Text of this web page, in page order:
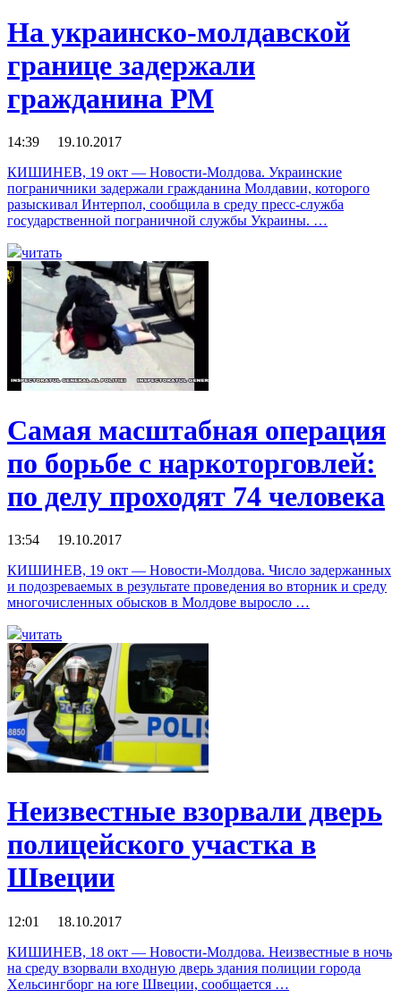
На украинско-молдавской
границе задержали
гражданина РМ
14:39 19.10.2017
КИШИНЕВ, 19 окт — Новости-Молдова. Украинские
пограничники задержали гражданина Молдавии, которого
разыскивал Интерпол, сообщила в среду пресс-служба
государственной пограничной службы Украины. …
читать
Самая масштабная операция
по борьбе с наркоторговлей:
по делу проходят 74 человека
13:54 19.10.2017
КИШИНЕВ, 19 окт — Новости-Молдова. Число задержанных
и подозреваемых в результате проведения во вторник и среду
многочисленных обысков в Молдове выросло …
читать
Неизвестные взорвали дверь
полицейского участка в
Швеции
12:01 18.10.2017
КИШИНЕВ, 18 окт — Новости-Молдова. Неизвестные в ночь
на среду взорвали входную дверь здания полиции города
Хельсингборг на юге Швеции, сообщается …